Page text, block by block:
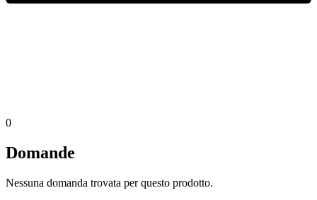
0
Domande
Nessuna domanda trovata per questo prodotto.